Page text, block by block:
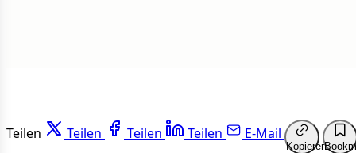
Teilen Teilen Teilen Teilen E-Mail
Kopieren